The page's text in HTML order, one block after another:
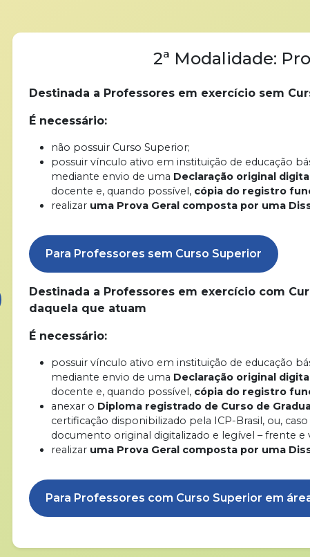
2ª Modalidade:
Destinada a Professores em exercício sem
É necessário:
não possuir Curso Superior;
possuir vínculo ativo em instituição de educação
mediante envio de uma Declaração original
docente e, quando possível, cópia do registro
realizar uma Prova Geral composta por uma
Para Professores sem Curso Superior
Destinada a Professores em exercício com
daquela que atuam
É necessário:
possuir vínculo ativo em instituição de educação
mediante envio de uma Declaração original
docente e, quando possível, cópia do registro
anexar o Diploma registrado de Curso de
certificação disponibilizado pela ICP-Brasil, ou,
documento original digitalizado e legível – frente e
realizar uma Prova Geral composta por uma
Para Professores com Curso Superior em